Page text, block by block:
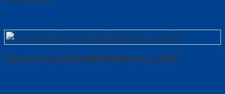
Cửa Gỗ Chống Cháy MDF Melamine 1-a-SGD